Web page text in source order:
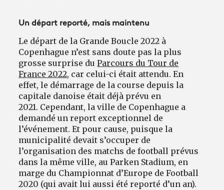
Un départ reporté, mais maintenu
Le départ de la Grande Boucle 2022 à
Copenhague n’est sans doute pas la plus
grosse surprise duParcours du Tour de
France 2022, car celui-ci était attendu. En
effet, le démarrage de la course depuis la
capitale danoise était déjà prévu en
2021. Cependant, la ville de Copenhague a
demandé un report exceptionnel de
l’événement. Et pour cause, puisque la
municipalité devait s’occuper de
l’organisation des matchs de football prévus
dans la même ville, au Parken Stadium, en
marge du Championnat d’Europe de Football
2020 (qui avait lui aussi été reporté d’un an).